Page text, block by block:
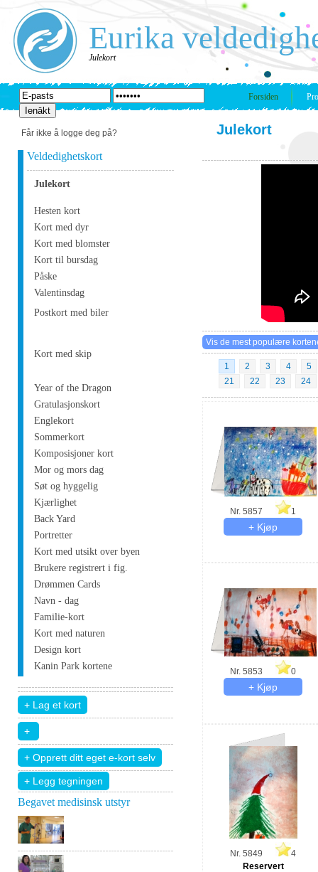
Eurika
Julekort
Forsiden
Får ikke å logge deg på?
Veldedighetskort
Julekort
Hesten kort
Kort med dyr
Kort med blomster
Kort til bursdag
Påske
Valentinsdag
Postkort med biler
Kort med skip
Year of the Dragon
Gratulasjonskort
Englekort
Sommerkort
Komposisjoner kort
Mor og mors dag
Søt og hyggelig
Kjærlighet
Back Yard
Portretter
Kort med utsikt over byen
Brukere registrert i fig.
Drømmen Cards
Navn - dag
Familie-kort
Kort med naturen
Design kort
Kanin Park kortene
+ Legg tegningen
Begavet medisinsk utstyr
Julekort
1 2 3 4
5
21
22 23 24
Nr. 5857 1
Nr. 5853 0
Nr. 5849
4
Reservert